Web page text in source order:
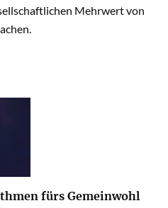
Mehrwert von
fürs Gemeinwohl